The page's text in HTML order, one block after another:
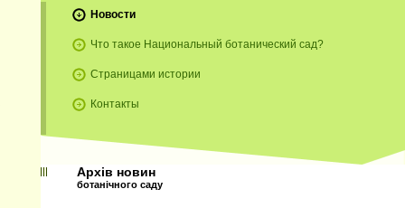
Новости
Что такое Национальный ботанический сад?
Страницами истории
Контакты
Архів новин
ботанічного саду